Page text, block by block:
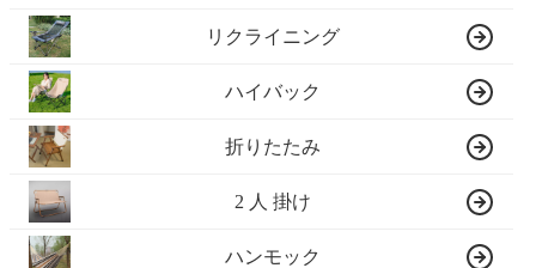
リクライニング
ハイバック
折りたたみ
2 人 掛け
ハンモック